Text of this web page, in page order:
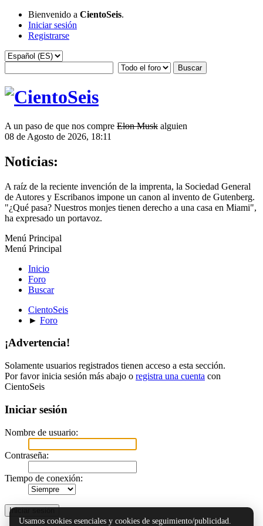
Bienvenido a CientoSeis.
Iniciar sesión
Registrarse
A un paso de que nos compre Elon Musk alguien
08 de Agosto de 2026, 18:11
Noticias:
A raíz de la reciente invención de la imprenta, la Sociedad General
de Autores y Escribanos impone un canon al invento de Gutenberg.
"¿Qué pasa? Nuestros monjes tienen derecho a una casa en Miami",
ha expresado un portavoz.
Menú Principal
Menú Principal
Inicio
Foro
Buscar
CientoSeis
► Foro
¡Advertencia!
Solamente usuarios registrados tienen acceso a esta sección.
Por favor inicia sesión más abajo o registra una cuenta con
CientoSeis
Iniciar sesión
Nombre de usuario:
Contraseña:
Tiempo de conexión:
Usamos cookies esenciales y cookies de seguimiento/publicidad.